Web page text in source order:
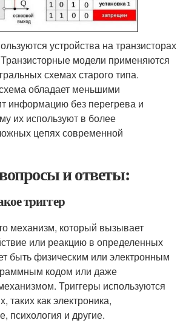
устройства на транзисторах
модели применяются
схемах старого типа.
обладает меньшими
информацию без перегрева и
их используют в более
цепях современной
и ответы:
триггер
механизм, который вызывает
или реакцию в определенных
быть физическим или электронным
кодом или даже
Триггеры используются
таких как электроника,
психология и другие.